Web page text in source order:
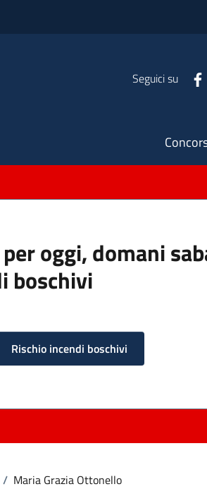
Seguici su
oggi, domani
boschivi
Rischio incendi boschivi
/ Maria Grazia Ottonello